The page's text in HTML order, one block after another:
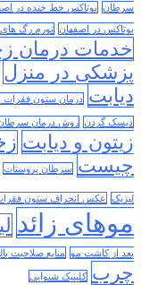
سرطان بوتاکس خط خنده در
بوتاکس در اصفهان تورم رگ
خدمات درمان
پزشکی در منزل
دیابت درمان ستون فقرات
دیسک گردن روش درمان
زیتون و دیابت
چیست سرطان پروستات
لیزیک عکس انحراف ستون
موهای زائد
بعد از کاشت مو منابع صلاحیت
چرب کلینیک شنوایی